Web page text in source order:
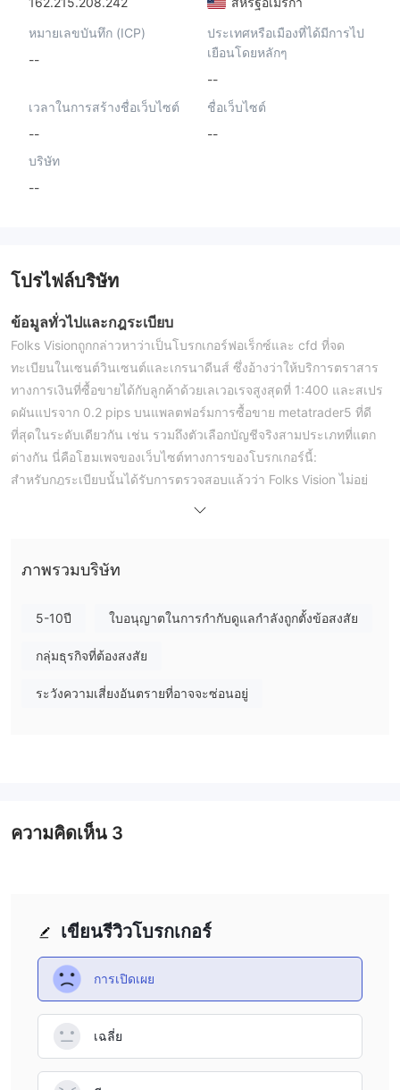
หมายเลขบันทึก (ICP)
--
ประเทศหรือเมืองที่ได้มีการไป
เยือนโดยหลักๆ
--
เวลาในการสร้างชื่อเว็บไซต์
--
ชื่อเว็บไซต์
--
บริษัท
--
โปรไฟล์บริษัท
ข้อมูลทั่วไปและกฎระเบียบ
Folks Visionถูกกล่าวหาว่าเป็นโบรกเกอร์ฟอเร็กซ์และ cfd ที่จด
ทะเบียนในเซนต์วินเซนต์และเกรนาดีนส์ ซึ่งอ้างว่าให้บริการตราสาร
ทางการเงินที่ซื้อขายได้กับลูกค้าด้วยเลเวอเรจสูงสุดที่ 1:400 และสเปร
ดผันแปรจาก 0.2 pips บนแพลตฟอร์มการซื้อขาย metatrader5 ที่ดี
ที่สุดในระดับเดียวกัน เช่น รวมถึงตัวเลือกบัญชีจริงสามประเภทที่แตก
ต่างกัน นี่คือโฮมเพจของเว็บไซต์ทางการของโบรกเกอร์นี้:
สำหรับกฎระเบียบนั้นได้รับการตรวจสอบแล้วว่า Folks Vision ไม่อยู่
ตราสารตลาด
cryptocurrency เป็นหลัก
Folks Visionอ้างว่าเสนอบัญชีซื้อขายสามประเภท ได้แก่ มาตรฐาน มือ
บัญชีมาตรฐาน ในขณะที่อีกสองประเภทบัญชีมีข้อกำหนดเงินทุนเริ่ม
เลเวอเรจสามารถส่งผลดีต่อคุณและต่อต้านคุณ
เริ่มต้นที่ 1.6 pips บัญชีโปรมีสเปรดตั้งแต่ 0.6 pips ในขณะที่เฉพาะ
0.2 pips สำหรับค่าคอมมิชชั่น สมาชิกบัญชีมาตรฐานจะไม่มีการเรียก
เก็บค่าคอมมิชชั่น ในขณะที่ลูกค้าบัญชี Pro จะมีค่าคอมมิชชั่น $3 ต่อ
ล็อตต่อฝั่ง และค่าคอมมิชชั่นในบัญชีคลาสสิคดิบคือ $4 ต่อล็อตต่อฝั่ง
มีแพลตฟอร์มการซื้อขาย
แพลตฟอร์มที่มีให้สำหรับการซื้อขายที่ Folks Vision เป็น metatrader5
ภาพรวมบริษัท
5-10ปี ใบอนุญาตในการกำกับดูแลกำลังถูกตั้งข้อสงสัย
กลุ่มธุรกิจที่ต้องสงสัย
ระวังความเสี่ยงอันตรายที่อาจจะซ่อนอยู่
เขียนรีวิวโบรกเกอร์
การเปิดเผย
เฉลี่ย
ความคิดเห็น 3